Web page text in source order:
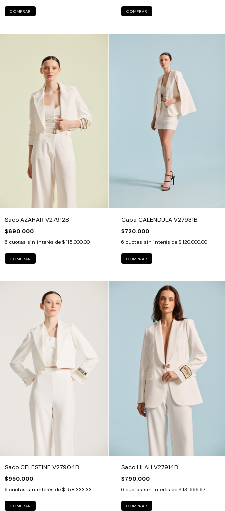
COMPRAR COMPRAR
Saco AZAHAR V27912B
$690.000
6 cuotas sin interés de $ 115.000,00
COMPRAR
Capa CALENDULA V27931B
$720.000
6 cuotas sin interés de $ 120.000,00
COMPRAR
Saco CELESTINE V27904B
$950.000
6 cuotas sin interés de $ 158.333,33
COMPRAR
Saco LILAH V27914B
$790.000
6 cuotas sin interés de $ 131.666,67
COMPRAR